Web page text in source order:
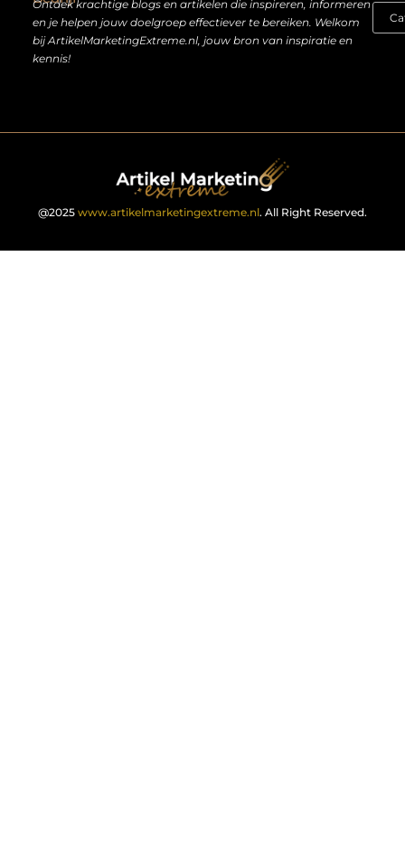
Ontdek krachtige blogs en artikelen die inspireren, informeren
en je helpen jouw doelgroep effectiever te bereiken. Welkom
bij ArtikelMarketingExtreme.nl, jouw bron van inspiratie en
kennis!
@2025 www.artikelmarketingextreme.nl. All Right Reserved.